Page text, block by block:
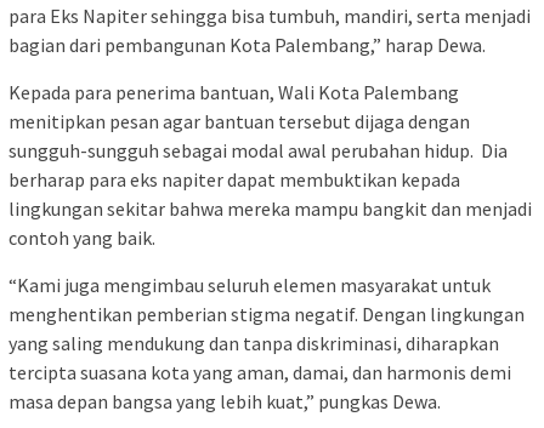
para Eks Napiter sehingga bisa tumbuh, mandiri, serta menjadi
bagian dari pembangunan Kota Palembang,” harap Dewa.
Kepada para penerima bantuan, Wali Kota Palembang
menitipkan pesan agar bantuan tersebut dijaga dengan
sungguh-sungguh sebagai modal awal perubahan hidup. Dia
berharap para eks napiter dapat membuktikan kepada
lingkungan sekitar bahwa mereka mampu bangkit dan menjadi
contoh yang baik.
“Kami juga mengimbau seluruh elemen masyarakat untuk
menghentikan pemberian stigma negatif. Dengan lingkungan
yang saling mendukung dan tanpa diskriminasi, diharapkan
tercipta suasana kota yang aman, damai, dan harmonis demi
masa depan bangsa yang lebih kuat,” pungkas Dewa.